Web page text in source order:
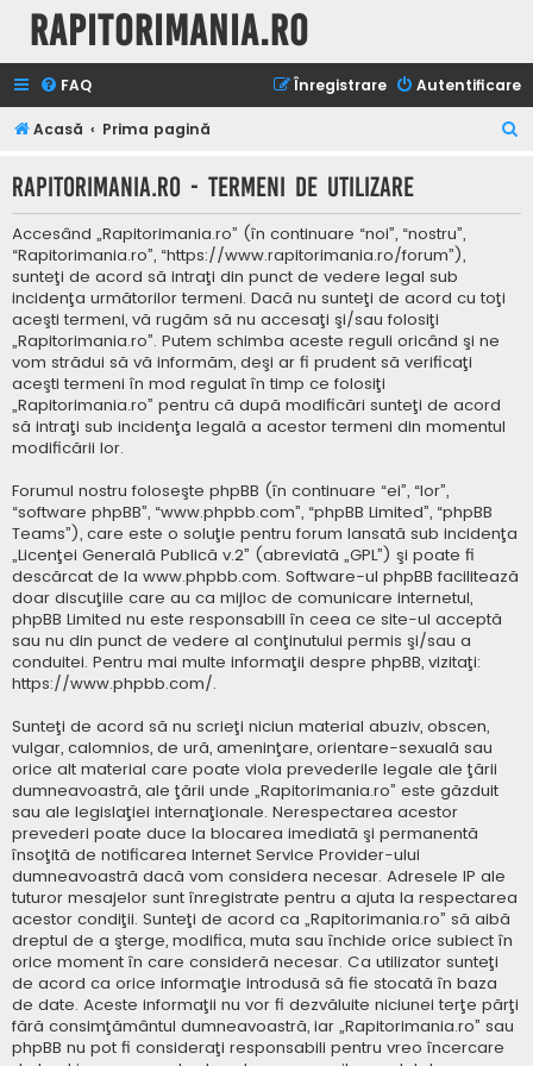
Rapitorimania.ro
FAQ Autentificare
Înregistrare
Acasă Prima pagină
t
Rapitorimania.ro - Termeni de utilizare
Accesând „Rapitorimania.ro” (în continuare “noi”, “nostru”,
“Rapitorimania.ro”, “https://www.rapitorimania.ro/forum”),
sunteţi de acord să intraţi din punct de vedere legal sub
incidenţa următorilor termeni. Dacă nu sunteţi de acord cu toţi
aceşti termeni, vă rugăm să nu accesaţi şi/sau folosiţi
„Rapitorimania.ro”. Putem schimba aceste reguli oricând şi ne
vom strădui să vă informăm, deşi ar fi prudent să verificaţi
aceşti termeni în mod regulat în timp ce folosiţi
„Rapitorimania.ro” pentru că după modificări sunteţi de acord
să intraţi sub incidenţa legală a acestor termeni din momentul
modificării lor.
Forumul nostru foloseşte phpBB (în continuare “ei”, “lor”,
“software phpBB”, “www.phpbb.com”, “phpBB Limited”, “phpBB
Teams”), care este o soluţie pentru forum lansată sub incidenţa
„Licenţei Generală Publică v.2” (abreviată „GPL”) şi poate fi
descărcat de la www.phpbb.com. Software-ul phpBB facilitează
doar discuţiile care au ca mijloc de comunicare internetul,
phpBB Limited nu este responsabill în ceea ce site-ul acceptă
sau nu din punct de vedere al conţinutului permis şi/sau a
conduitei. Pentru mai multe informaţii despre phpBB, vizitaţi:
https://www.phpbb.com/.
Sunteţi de acord să nu scrieţi niciun material abuziv, obscen,
vulgar, calomnios, de ură, ameninţare, orientare-sexuală sau
orice alt material care poate viola prevederile legale ale ţării
dumneavoastră, ale ţării unde „Rapitorimania.ro” este găzduit
sau ale legislaţiei internaţionale. Nerespectarea acestor
prevederi poate duce la blocarea imediată şi permanentă
însoţită de notificarea Internet Service Provider-ului
dumneavoastră dacă vom considera necesar. Adresele IP ale
tuturor mesajelor sunt înregistrate pentru a ajuta la respectarea
acestor condiţii. Sunteţi de acord ca „Rapitorimania.ro” să aibă
dreptul de a şterge, modifica, muta sau închide orice subiect în
orice moment în care consideră necesar. Ca utilizator sunteţi
de acord ca orice informaţie introdusă să fie stocată în baza
de date. Aceste informaţii nu vor fi dezvăluite niciunei terţe părţi
fără consimţământul dumneavoastră, iar „Rapitorimania.ro” sau
phpBB nu pot fi consideraţi responsabili pentru vreo încercare